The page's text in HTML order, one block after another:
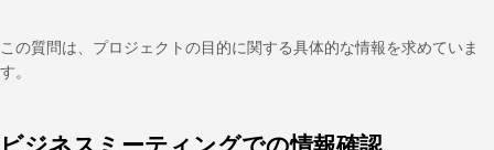
この質問は、プロジェクトの目的に関する具体的な情報を求めていま
す。
ビジネスミーティングでの情報確認